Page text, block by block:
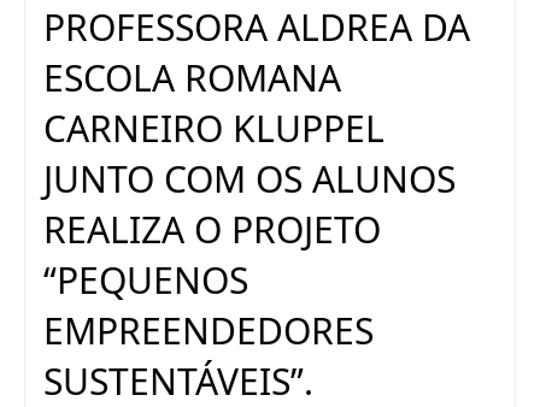
PROFESSORA ALDREA DA
ESCOLA ROMANA
CARNEIRO KLUPPEL
JUNTO COM OS ALUNOS
REALIZA O PROJETO
“PEQUENOS
EMPREENDEDORES
SUSTENTÁVEIS”.